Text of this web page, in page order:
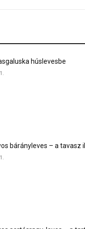
húslevesbe
bárányleves – a tavasz